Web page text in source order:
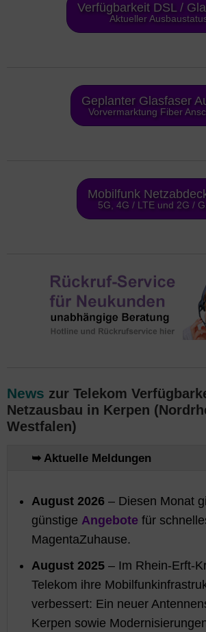
Verfügbarkeit DSL /
Aktueller
Geplanter Glasfaser
Vorvermarktung Fiber
Mobilfunk
5G, 4G / LTE und 2G /
News zur Telekom
Netzausbau in Kerpen
Westfalen)
➥ Aktuelle Meldungen
August 2026 – Diesen Monat
günstige Angebote für
MagentaZuhause.
August 2025 – Im Rhein-Erft-
Telekom ihre
verbessert: Ein neuer
Kerpen sowie